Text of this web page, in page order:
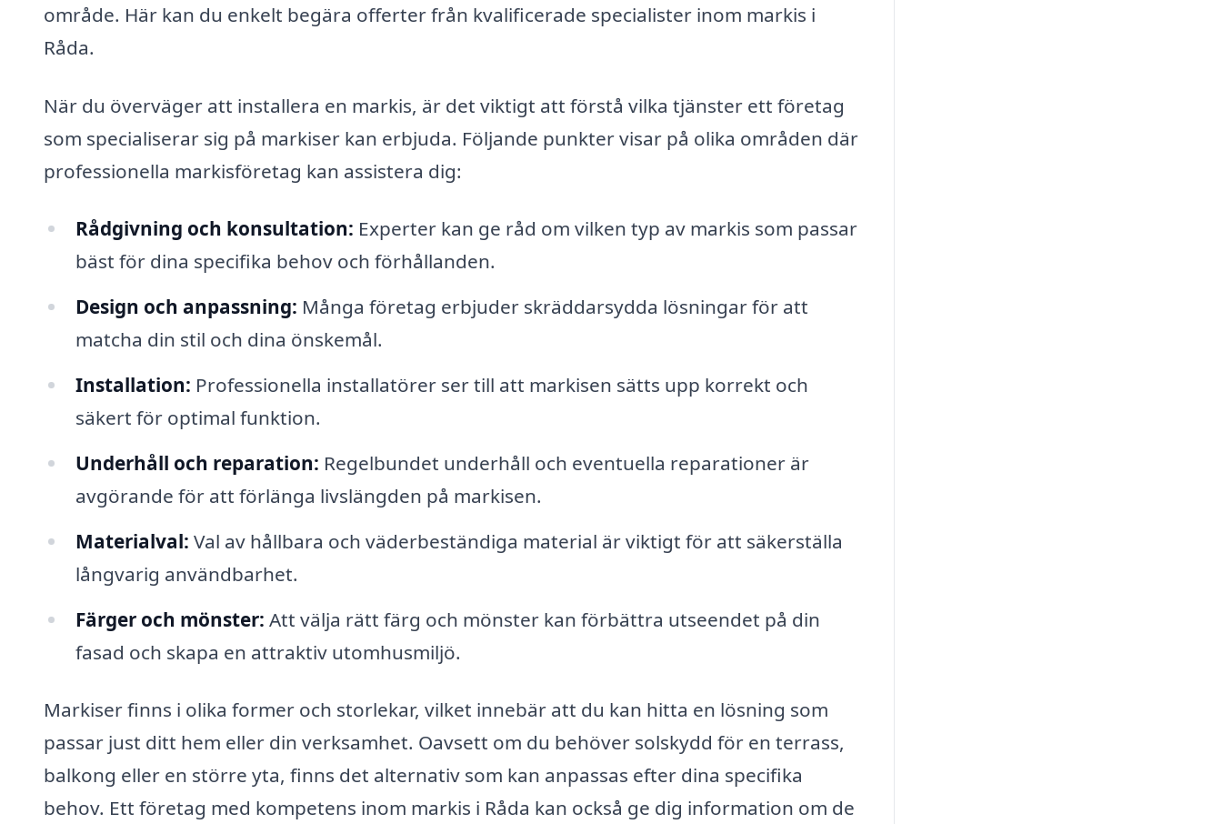
område. Här kan du enkelt begära offerter från kvalificerade specialister inom markis i
Råda.
När du överväger att installera en markis, är det viktigt att förstå vilka tjänster ett företag
som specialiserar sig på markiser kan erbjuda. Följande punkter visar på olika områden där
professionella markisföretag kan assistera dig:
Rådgivning och konsultation: Experter kan ge råd om vilken typ av markis som passar
bäst för dina specifika behov och förhållanden.
Design och anpassning: Många företag erbjuder skräddarsydda lösningar för att
matcha din stil och dina önskemål.
Installation: Professionella installatörer ser till att markisen sätts upp korrekt och
säkert för optimal funktion.
Underhåll och reparation: Regelbundet underhåll och eventuella reparationer är
avgörande för att förlänga livslängden på markisen.
Materialval: Val av hållbara och väderbeständiga material är viktigt för att säkerställa
långvarig användbarhet.
Färger och mönster: Att välja rätt färg och mönster kan förbättra utseendet på din
fasad och skapa en attraktiv utomhusmiljö.
Markiser finns i olika former och storlekar, vilket innebär att du kan hitta en lösning som
passar just ditt hem eller din verksamhet. Oavsett om du behöver solskydd för en terrass,
balkong eller en större yta, finns det alternativ som kan anpassas efter dina specifika
behov. Ett företag med kompetens inom markis i Råda kan också ge dig information om de